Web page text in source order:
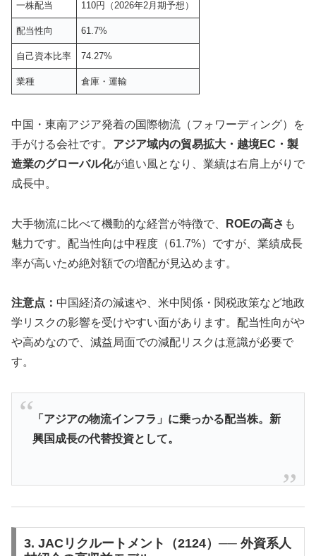
一株配当 110円（2026年2月期予想）
配当性向 61.7%
自己資本比率 74.27%
業種 倉庫・運輸
中国・東南アジア発着の国際物流（フォワーディング）を
手がける会社です。 アジア域内の貿易拡大・越境EC・製
造業のグローバル化が追い風となり、業績は右肩上がりで
成長中。
大手物流に比べて機動的な経営が特徴で、 ROEの高さ も
魅力です。配当性向は中程度（61.7%）ですが、業績成長
率が高いため絶対額での増配が見込めます。
注意点： 中国経済の減速や、米中関係・関税政策など地政
学リスクの影響を受けやすい面があります。配当性向がや
や高めなので、減益局面での減配リスクは意識が必要で
す。
「アジアの物流インフラ」に乗っかる配当株。新
興国成長の代替投資として。
3. JACリクルートメント（2124）── 外資系人